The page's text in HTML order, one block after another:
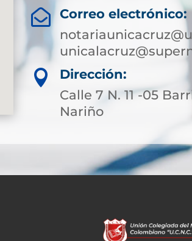

Correo electrónico:

Dirección:
Calle 7 N. 11 -05
Nariño